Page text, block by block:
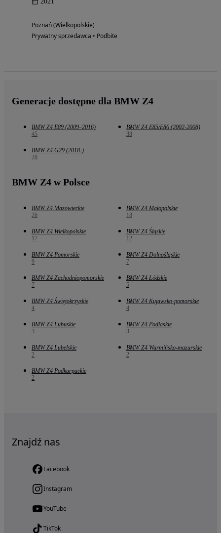
Poznań (Wielkopolskie)
Prywatny sprzedawca • Podbite
Generacje dostępne dla BMW Z4
BMW Z4 E89 (2009–2016)
45
BMW Z4 E85/E86 (2002-2008)
38
BMW Z4 G29 (2018-)
28
BMW Z4 w Polsce
BMW Z4 Mazowieckie
26
BMW Z4 Małopolskie
18
BMW Z4 Wielkopolskie
17
BMW Z4 Śląskie
12
BMW Z4 Pomorskie
9
BMW Z4 Dolnośląskie
7
BMW Z4 Zachodniopomorskie
7
BMW Z4 Łódzkie
5
BMW Z4 Świętokrzyskie
4
BMW Z4 Kujawsko-pomorskie
4
BMW Z4 Lubuskie
3
BMW Z4 Podlaskie
3
BMW Z4 Lubelskie
2
BMW Z4 Warmińsko-mazurskie
2
BMW Z4 Podkarpackie
2
Znajdź nas
Facebook
Instagram
YouTube
TikTok